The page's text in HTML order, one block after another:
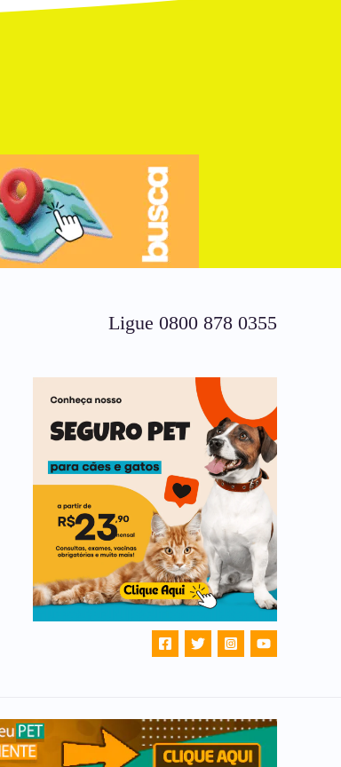
Ligue 0800 878 0355